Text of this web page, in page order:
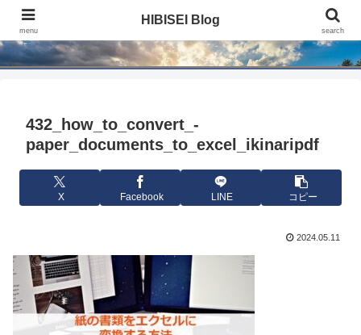
HIBISEI Blog
432_how_to_convert_-
paper_documents_to_excel_ikinaripdf
X Facebook LINE コピー
2024.05.11
menu
HIBISEI Blog
search